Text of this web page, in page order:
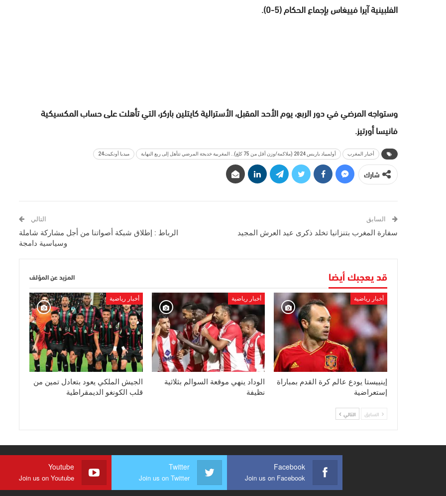
الفلبينية آيرا فييغاس بإجماع الحكام (5-0).
وستواجه المرضي في دور الربع، يوم الأحد المقبل، الأسترالية كايتلين باركر، التي تأهلت على حساب المكسيكية
فانيسا أورتيز.
أخبار المغرب أولمبياد باريس 2024 (ملاكمة/وزن أقل من 75 كلغ).. المغربية خديجة المرضي تتأهل إلى ربع النهاية ميديا أونكيت24
شارك
السابق
سفارة المغرب بتنزانيا تخلد ذكرى عيد العرش المجيد
التالي
الرباط : إطلاق شبكة أصواتنا من أجل مشاركة شاملة
وسياسية دامجة
قد يعجبك أيضا المزيد عن المؤلف
أخبار رياضية
إينييستا يودع عالم كرة القدم بمباراة
إستعراضية
أخبار رياضية
الوداد ينهي موقعة السوالم بثلاثية
نظيفة
أخبار رياضية
الجيش الملكي يعود بتعادل تمين من
قلب الكونغو الديمقراطية
السابق التالي
Facebook
Join us on Facebook
Twitter
Join us on Twitter
Youtube
Join us on Youtube